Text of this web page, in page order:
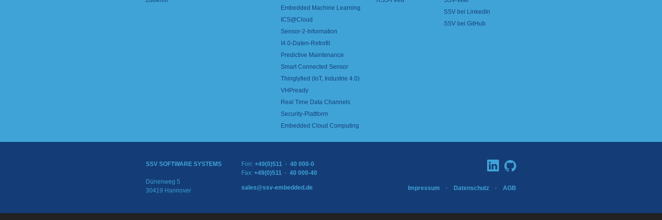
Embedded Machine Learning
ICS@Cloud
Sensor-2-Information
I4.0-Daten-Retrofit
Predictive Maintenance
Smart Connected Sensor
Thinglyfied (IoT, Industrie 4.0)
VHPready
Real Time Data Channels
Security-Plattform
Embedded Cloud Computing
SSV bei LinkedIn
SSV bei GitHub
SSV SOFTWARE SYSTEMS
Dünenweg 5
30419 Hannover
Fon: +49(0)511 · 40 000-0
Fax: +49(0)511 · 40 000-40
sales@ssv-embedded.de Impressum · Datenschutz · AGB